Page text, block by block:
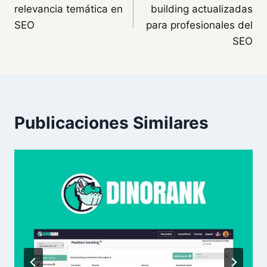
entradas
relevancia temática en
SEO
building actualizadas
para profesionales del
SEO
Publicaciones Similares